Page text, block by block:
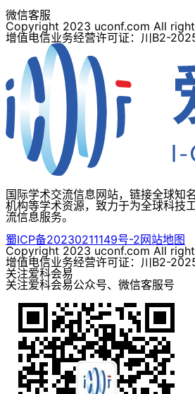
微信客服
Copyright 2023 uconf.com All
增值电信业务经营许可证：川B2-
国际学术交流信息网站，链接全球知
机构等学术资源，致力于为全球科技
流信息服务。
蜀ICP备20230211149号-2网站地图
Copyright 2023 uconf.com All
增值电信业务经营许可证：川B2-
关注爱科会易
关注爱科会易公众号、微信客服号